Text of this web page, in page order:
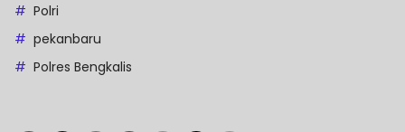
Polri
pekanbaru
Polres Bengkalis